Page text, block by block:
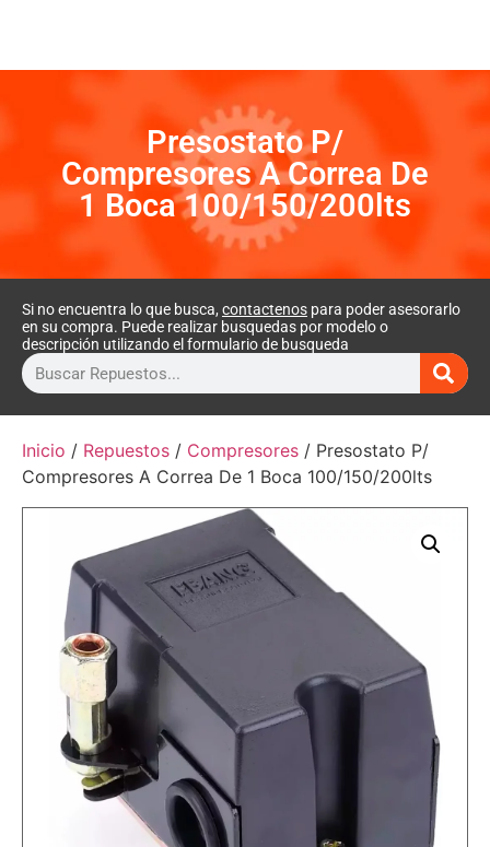
Presostato P/
Compresores A Correa De
1 Boca 100/150/200lts
Si no encuentra lo que busca, contactenos para poder asesorarlo
en su compra. Puede realizar busquedas por modelo o
descripción utilizando el formulario de busqueda
Inicio / Repuestos / Compresores / Presostato P/
Compresores A Correa De 1 Boca 100/150/200lts